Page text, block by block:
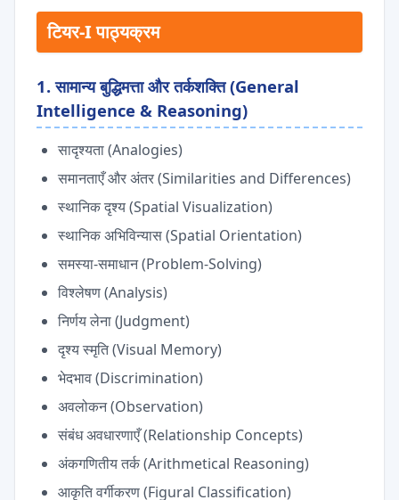
टियर-I पाठ्यक्रम
1. सामान्य बुद्धिमत्ता और तर्कशक्ति (General
Intelligence & Reasoning)
सादृश्यता (Analogies)
समानताएँ और अंतर (Similarities and Differences)
स्थानिक दृश्य (Spatial Visualization)
स्थानिक अभिविन्यास (Spatial Orientation)
समस्या-समाधान (Problem-Solving)
विश्लेषण (Analysis)
निर्णय लेना (Judgment)
दृश्य स्मृति (Visual Memory)
भेदभाव (Discrimination)
अवलोकन (Observation)
संबंध अवधारणाएँ (Relationship Concepts)
अंकगणितीय तर्क (Arithmetical Reasoning)
आकृति वर्गीकरण (Figural Classification)